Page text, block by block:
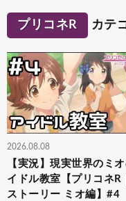
プリコネR カテ
2026.08.08
【実況】現実世界のミ
イドル教室【プリコネR
ストーリー ミオ編】#4